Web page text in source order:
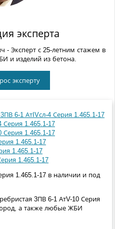
эксперта
- Эксперт с 25-летним стажем в
и изделий из бетона.
эксперту
6-1 АтIVсл-4 Серия 1.465.1-17
Серия 1.465.1-17
Серия 1.465.1-17
1.465.1-17
1.465.1-17
1.465.1-17
1.465.1-17 в наличии и под
3ПВ 6-1 АтV-10 Серия
а также любые ЖБИ